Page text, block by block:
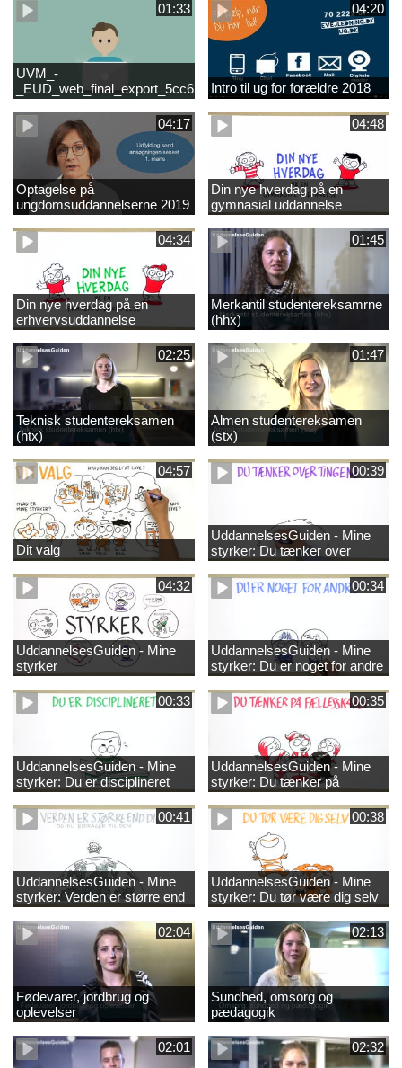
01:33
UVM_-
04:20
Intro til ug for forældre 2018
04:17
Optagelse på
ungdomsuddannelserne 2019
04:48
Din nye hverdag på en
gymnasial uddannelse
04:34
Din nye hverdag på en
erhvervsuddannelse
01:45
Merkantil studentereksamrne
(hhx)
02:25
Teknisk studentereksamen
(htx)
01:47
Almen studentereksamen
(stx)
04:57
Dit valg
00:39
UddannelsesGuiden - Mine
styrker: Du tænker over
tingene
04:32
UddannelsesGuiden - Mine
styrker
00:34
UddannelsesGuiden - Mine
styrker: Du er noget for andre
00:33
UddannelsesGuiden - Mine
styrker: Du er disciplineret
00:35
UddannelsesGuiden - Mine
styrker: Du tænker på
fællesskabet
00:41
UddannelsesGuiden - Mine
styrker: Verden er større end
dig og du bidrager til den
00:38
UddannelsesGuiden - Mine
styrker: Du tør være dig selv
02:04
Fødevarer, jordbrug og
oplevelser
02:13
Sundhed, omsorg og
pædagogik
02:01 02:32